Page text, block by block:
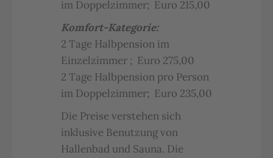
im Doppelzimmer; Euro 215,00
Komfort-Kategorie:
2 Tage Halbpension im
Einzelzimmer ; Euro 275,00
2 Tage Halbpension pro Person
im Doppelzimmer; Euro 235,00
Die Preise verstehen sich
inklusive Benutzung von
Hallenbad und Sauna. Die